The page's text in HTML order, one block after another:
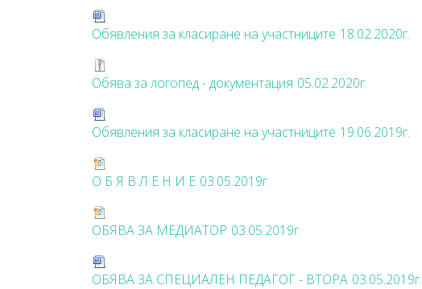
Обявления за класиране на участниците 18.02.2020г.
Обява за логопед - документация 05.02.2020г.
Обявления за класиране на участниците 19.06.2019г.
О Б Я В Л Е Н И Е 03.05.2019г.
ОБЯВА ЗА МЕДИАТОР 03.05.2019г.
ОБЯВА ЗА СПЕЦИАЛЕН ПЕДАГОГ - ВТОРА 03.05.2019г.